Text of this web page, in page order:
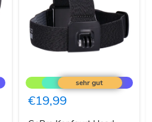
Kopfgurt
Head
Strap
2.0
€19,99